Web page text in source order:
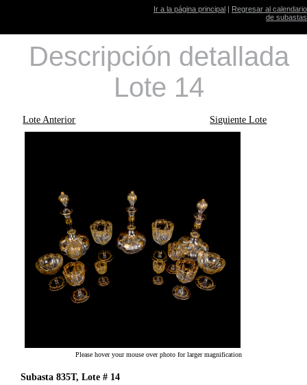
Ir a la página principal | Regresar al calendario
de subastas
Descripción detallada
Lote 14
Lote Anterior Siguiente Lote
Please hover your mouse over photo for larger magnification
Subasta 835T, Lote # 14